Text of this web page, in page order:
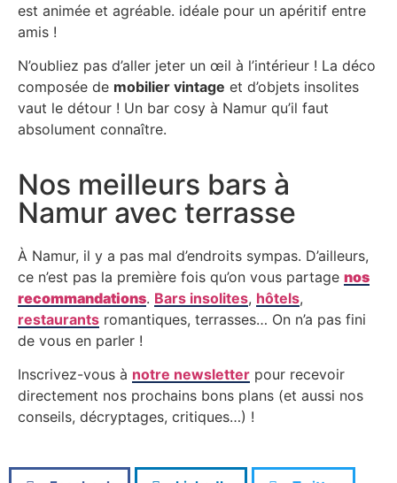
est animée et agréable. idéale pour un apéritif entre
amis !
N’oubliez pas d’aller jeter un œil à l’intérieur ! La déco
composée de mobilier vintage et d’objets insolites
vaut le détour ! Un bar cosy à Namur qu’il faut
absolument connaître.
Nos meilleurs bars à
Namur avec terrasse
À Namur, il y a pas mal d’endroits sympas. D’ailleurs,
ce n’est pas la première fois qu’on vous partage nos
recommandations. Bars insolites, hôtels,
restaurants romantiques, terrasses… On n’a pas fini
de vous en parler !
Inscrivez-vous à notre newsletter pour recevoir
directement nos prochains bons plans (et aussi nos
conseils, décryptages, critiques…) !